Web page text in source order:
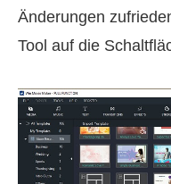
Änderungen
Tool auf die